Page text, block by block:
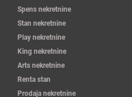
Spens nekretnine
Stan nekretnine
Play nekretnine
King nekretnine
Arts nekretnine
Renta stan
Prodaja nekretnine